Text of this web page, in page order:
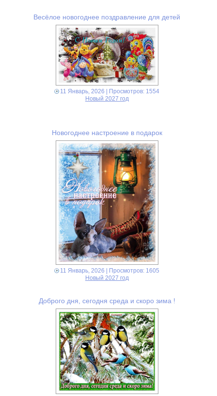
Весёлое новогоднее поздравление для детей
11 Январь, 2026 | Просмотров: 1554
Новый 2027 год
Новогоднее настроение в подарок
11 Январь, 2026 | Просмотров: 1605
Новый 2027 год
Доброго дня, сегодня среда и скоро зима !